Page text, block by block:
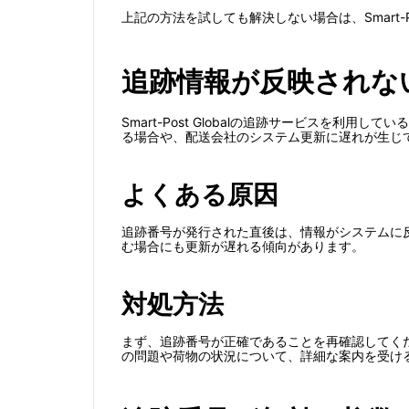
上記の方法を試しても解決しない場合は、
追跡情報が反映され
Smart-Post Globalの追跡サービスを利用してい
る場合や、配送会社のシステム更新に遅れが生じ
よくある原因
追跡番号が発行された直後は、情報がシステム
む場合にも更新が遅れる傾向があります。
対処方法
まず、追跡番号が正確であることを再確認して
の問題や荷物の状況について、詳細な案内を受け